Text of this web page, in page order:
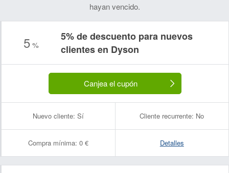
hayan vencido.
5%
5% de descuento para nuevos
clientes en Dyson
Canjea el cupón
Nuevo cliente: Sí Cliente recurrente: No
Compra mínima: 0 € Detalles